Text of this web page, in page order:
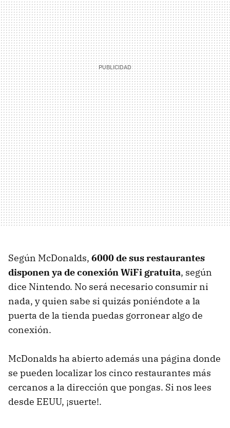
Según McDonalds, 6000 de sus restaurantes
disponen ya de conexión WiFi gratuita, según
dice Nintendo. No será necesario consumir ni
nada, y quien sabe si quizás poniéndote a la
puerta de la tienda puedas gorronear algo de
conexión.
McDonalds ha abierto además una página donde
se pueden localizar los cinco restaurantes más
cercanos a la dirección que pongas. Si nos lees
desde EEUU, ¡suerte!.